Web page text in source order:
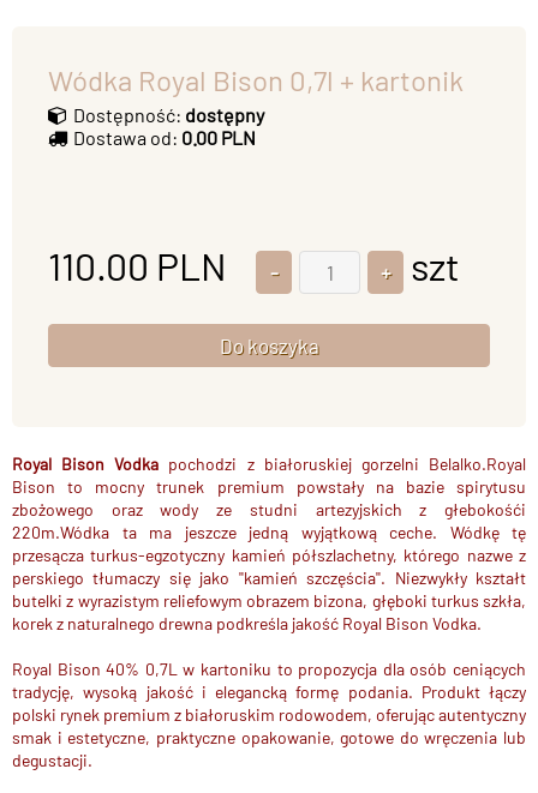
Wódka Royal Bison 0,7l + kartonik
Dostępność: dostępny
Dostawa od: 0.00 PLN
110.00 PLN szt
Royal Bison Vodka pochodzi z białoruskiej gorzelni Belalko.Royal
Bison to mocny trunek premium powstały na bazie spirytusu
zbożowego oraz wody ze studni artezyjskich z głebokośći
220m.Wódka ta ma jeszcze jedną wyjątkową ceche. Wódkę tę
przesącza turkus-egzotyczny kamień półszlachetny, którego nazwe z
perskiego tłumaczy się jako ''kamień szczęścia''. Niezwykły kształt
butelki z wyrazistym reliefowym obrazem bizona, głęboki turkus szkła,
korek z naturalnego drewna podkreśla jakość Royal Bison Vodka.
Royal Bison 40% 0,7L w kartoniku to propozycja dla osób ceniących
tradycję, wysoką jakość i elegancką formę podania. Produkt łączy
polski rynek premium z białoruskim rodowodem, oferując autentyczny
smak i estetyczne, praktyczne opakowanie, gotowe do wręczenia lub
degustacji.